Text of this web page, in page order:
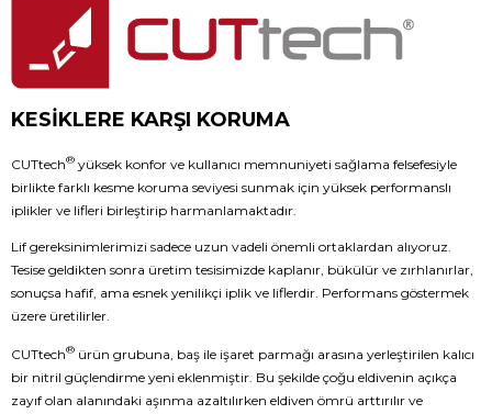
KESİKLERE KARŞI KORUMA
CUTtech® yüksek konfor ve kullanıcı memnuniyeti sağlama felsefesiyle
birlikte farklı kesme koruma seviyesi sunmak için yüksek performanslı
iplikler ve lifleri birleştirip harmanlamaktadır.
Lif gereksinimlerimizi sadece uzun vadeli önemli ortaklardan alıyoruz.
Tesise geldikten sonra üretim tesisimizde kaplanır, bükülür ve zırhlanırlar,
sonuçsa hafif, ama esnek yenilikçi iplik ve liflerdir. Performans göstermek
üzere üretilirler.
CUTtech® ürün grubuna, baş ile işaret parmağı arasına yerleştirilen kalıcı
bir nitril güçlendirme yeni eklenmiştir. Bu şekilde çoğu eldivenin açıkça
zayıf olan alanındaki aşınma azaltılırken eldiven ömrü arttırılır ve